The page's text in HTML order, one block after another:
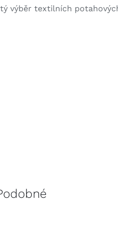
výběr textilních